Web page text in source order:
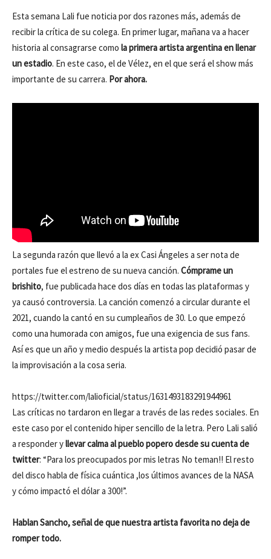
Esta semana Lali fue noticia por dos razones más, además de
recibir la crítica de su colega. En primer lugar, mañana va a hacer
historia al consagrarse como la primera artista argentina en llenar
un estadio. En este caso, el de Vélez, en el que será el show más
importante de su carrera. Por ahora.
La segunda razón que llevó a la ex Casi Ángeles a ser nota de
portales fue el estreno de su nueva canción. Cómprame un
brishito, fue publicada hace dos días en todas las plataformas y
ya causó controversia. La canción comenzó a circular durante el
2021, cuando la cantó en su cumpleaños de 30. Lo que empezó
como una humorada con amigos, fue una exigencia de sus fans.
Así es que un año y medio después la artista pop decidió pasar de
la improvisación a la cosa seria.
https://twitter.com/lalioficial/status/1631493183291944961
Las críticas no tardaron en llegar a través de las redes sociales. En
este caso por el contenido hiper sencillo de la letra. Pero Lali salió
a responder yllevar calma al pueblo popero desde su cuenta de
twitter: “Para los preocupados por mis letras No teman!! El resto
del disco habla de física cuántica ,los últimos avances de la NASA
y cómo impactó el dólar a 300!”.
Hablan Sancho, señal de que nuestra artista favorita no deja de
romper todo.